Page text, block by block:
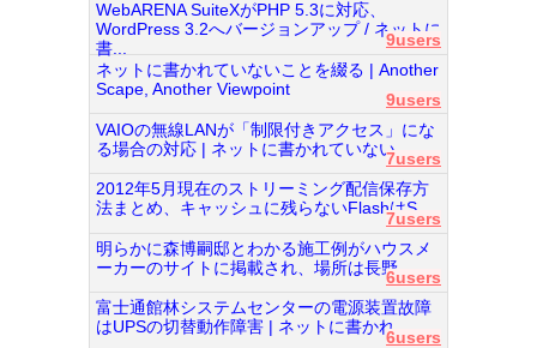
WebARENA SuiteXがPHP 5.3に対応、
WordPress 3.2へバージョンアップ / ネットに
書...
9users
ネットに書かれていないことを綴る | Another
Scape, Another Viewpoint
9users
VAIOの無線LANが「制限付きアクセス」にな
る場合の対応 | ネットに書かれていない...
7users
2012年5月現在のストリーミング配信保存方
法まとめ、キャッシュに残らないFlashはS...
7users
明らかに森博嗣邸とわかる施工例がハウスメ
ーカーのサイトに掲載され、場所は長野...
6users
富士通館林システムセンターの電源装置故障
はUPSの切替動作障害 | ネットに書かれ...
6users